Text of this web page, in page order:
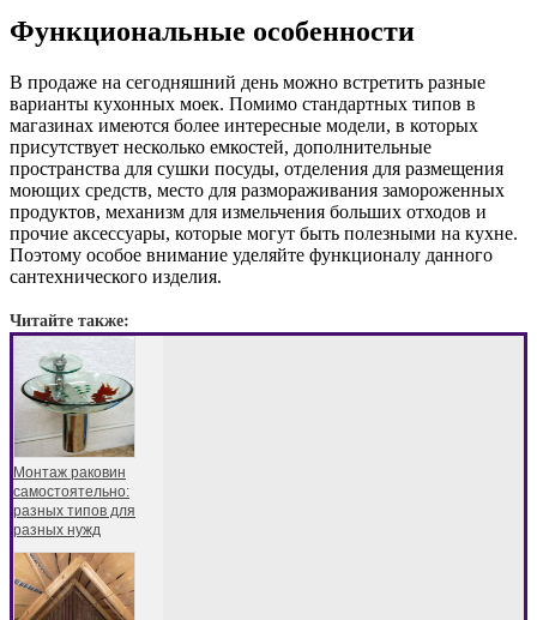
Функциональные особенности
В продаже на сегодняшний день можно встретить разные
варианты кухонных моек. Помимо стандартных типов в
магазинах имеются более интересные модели, в которых
присутствует несколько емкостей, дополнительные
пространства для сушки посуды, отделения для размещения
моющих средств, место для размораживания замороженных
продуктов, механизм для измельчения больших отходов и
прочие аксессуары, которые могут быть полезными на кухне.
Поэтому особое внимание уделяйте функционалу данного
сантехнического изделия.
Читайте также:
Монтаж раковин
самостоятельно:
разных типов для
разных нужд